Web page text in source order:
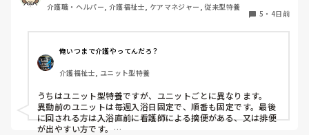
介護職・ヘルパー, 介護福祉士, ケアマネジャー, 従来型特養
5 ・ 4日前
俺いつまで介護やってんだろ？
介護福祉士, ユニット型特養
うちはユニット型特養ですが、ユニットごとに異なります。
異動前のユニットは毎週入浴日固定で、順番も固定です。最後
に回される方は入浴直前に看護師による摘便がある、又は排便
が出やすい方です。